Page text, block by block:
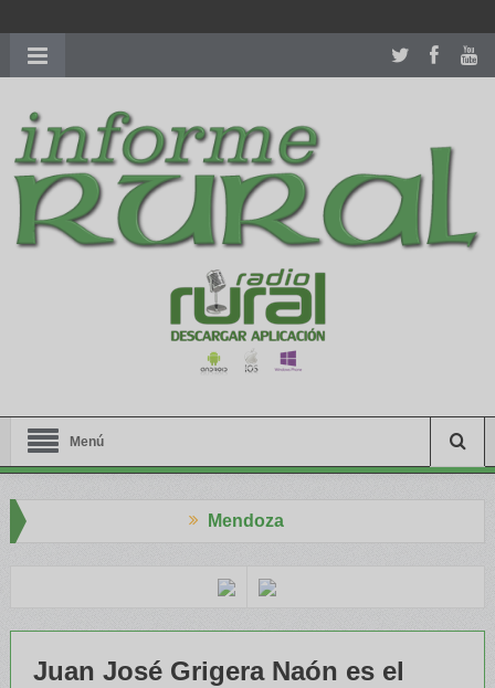
richardmillereplica
women.patekphilippe.tofor sale in usa recognized command with
dining room table ceremony. welcome to our
perfectwatches.is
shop. best youngsexdoll.comwith professional customer
services. 1: 1 design high
https://reallydiamond.com/
Menú
Juan José Grigera Naón es el